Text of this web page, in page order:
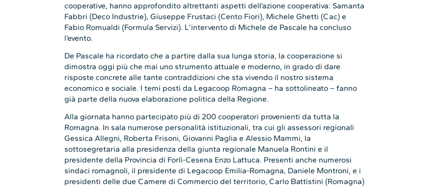
cooperative, hanno approfondito altrettanti aspetti dell’azione cooperativa: Samanta
Fabbri (Deco Industrie), Giuseppe Frustaci (Cento Fiori), Michele Ghetti (Cac) e
Fabio Romualdi (Formula Servizi). L’intervento di Michele de Pascale ha concluso
l’evento.
De Pascale ha ricordato che a partire dalla sua lunga storia, la cooperazione si
dimostra oggi più che mai uno strumento attuale e moderno, in grado di dare
risposte concrete alle tante contraddizioni che sta vivendo il nostro sistema
economico e sociale. I temi posti da Legacoop Romagna – ha sottolineato – fanno
già parte della nuova elaborazione politica della Regione.
Alla giornata hanno partecipato più di 200 cooperatori provenienti da tutta la
Romagna. In sala numerose personalità istituzionali, tra cui gli assessori regionali
Gessica Allegni, Roberta Frisoni, Giovanni Paglia e Alessio Mammi, la
sottosegretaria alla presidenza della giunta regionale Manuela Rontini e il
presidente della Provincia di Forlì-Cesena Enzo Lattuca. Presenti anche numerosi
sindaci romagnoli, il presidente di Legacoop Emilia-Romagna, Daniele Montroni, e i
presidenti delle due Camere di Commercio del territorio, Carlo Battistini (Romagna)